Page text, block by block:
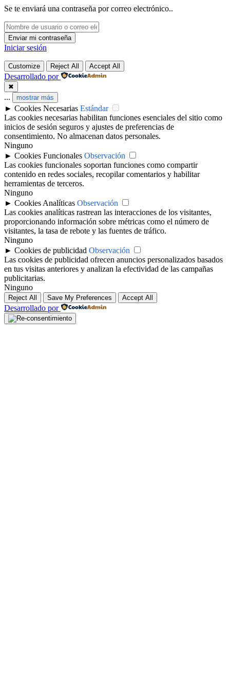
Se te enviará una contraseña por correo electrónico..
Iniciar sesión
Customize Reject All Accept All
Desarrollado por
✖
... mostrar más
► Cookies Necesarias Estándar
Las cookies necesarias habilitan funciones esenciales del sitio como
inicios de sesión seguros y ajustes de preferencias de
consentimiento. No almacenan datos personales.
Ninguno
► Cookies Funcionales Observación
Las cookies funcionales soportan funciones como compartir
contenido en redes sociales, recopilar comentarios y habilitar
herramientas de terceros.
Ninguno
► Cookies Analíticas Observación
Las cookies analíticas rastrean las interacciones de los visitantes,
proporcionando información sobre métricas como el número de
visitantes, la tasa de rebote y las fuentes de tráfico.
Ninguno
► Cookies de publicidad Observación
Las cookies de publicidad ofrecen anuncios personalizados basados
en tus visitas anteriores y analizan la efectividad de las campañas
publicitarias.
Ninguno
Reject All Save My Preferences Accept All
Desarrollado por